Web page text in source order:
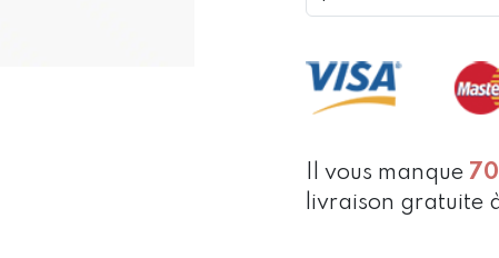
MÊME
Il vous manque
livraison gratuite